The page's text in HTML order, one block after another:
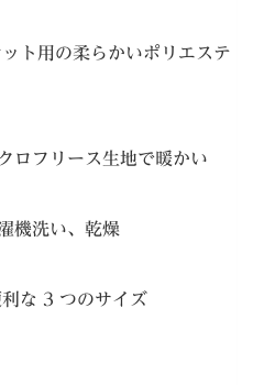
ト用の柔らかいポリエステ
ロフリース生地で暖かい
機洗い、乾燥
な 3 つのサイズ